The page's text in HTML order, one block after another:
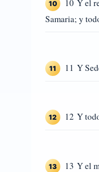
10
10 Y el
Samaria; y
11 11 Y
12 12 Y
13
13 Y el